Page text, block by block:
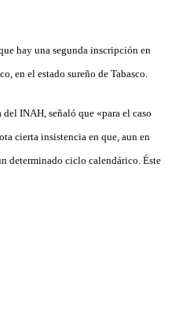
hay una segunda inscripción en
en el estado sureño de Tabasco.
INAH, señaló que «para el caso
cierta insistencia en que, aun en
determinado ciclo calendárico. Éste